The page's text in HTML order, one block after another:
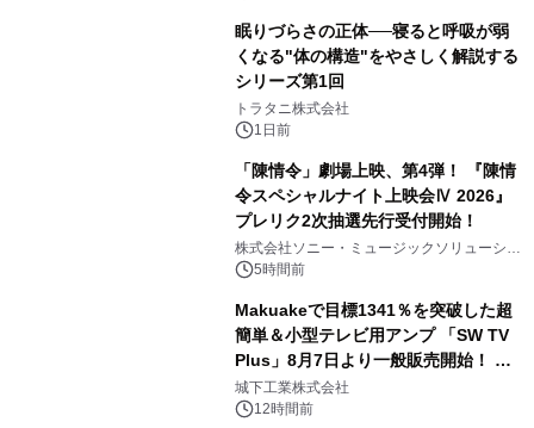
眠りづらさの正体──寝ると呼吸が弱
くなる"体の構造"をやさしく解説する
シリーズ第1回
トラタニ株式会社
1日前
「陳情令」劇場上映、第4弾！ 『陳情
令スペシャルナイト上映会Ⅳ 2026』
プレリク2次抽選先行受付開始！
株式会社ソニー・ミュージックソリューショ
ンズ5時間前
Makuakeで目標1341％を突破した超
簡単＆小型テレビ用アンプ 「SW TV
Plus」8月7日より一般販売開始！ ケ
ーブル1本つなぐだけ、テレビの音が
ぐっと豊かに
城下工業株式会社
12時間前